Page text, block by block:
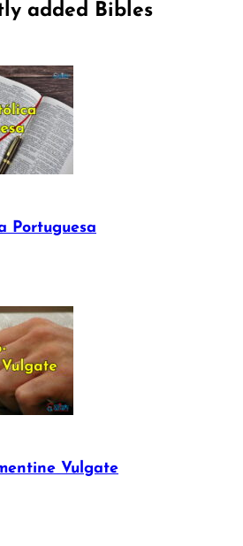
added Bibles
Portuguesa
Vulgate